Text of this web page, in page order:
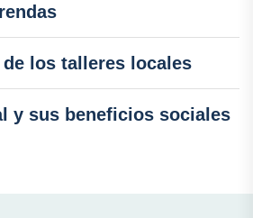
los talleres locales
y sus beneficios sociales